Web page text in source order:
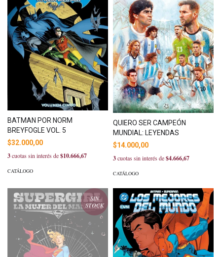
BATMAN POR NORM
BREYFOGLE VOL. 5
$32.000,00
3cuotas sin interés de$10.666,67
CATÁLOGO
QUIERO SER CAMPEÓN
MUNDIAL: LEYENDAS
$14.000,00
3cuotas sin interés de$4.666,67
CATÁLOGO
SIN
STOCK